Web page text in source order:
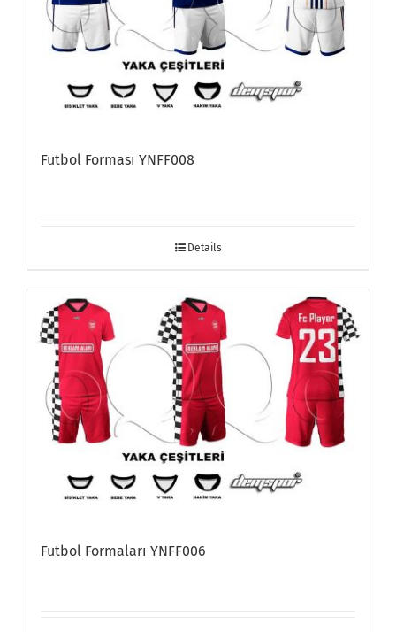
Futbol Forması YNFF008
Details
Futbol Formaları YNFF006